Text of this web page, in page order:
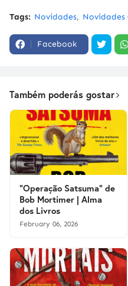
Tags: Novidades Novidades
Facebook
Também poderás gostar
"Operação Satsuma" de
Bob Mortimer | Alma
dos Livros
February 06, 2026